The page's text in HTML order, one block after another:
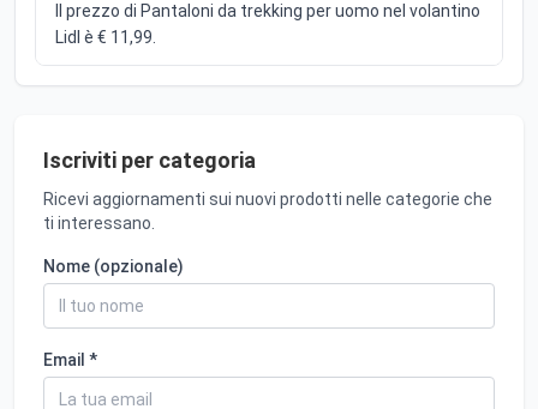
Il prezzo di Pantaloni da trekking per uomo nel volantino
Lidl è € 11,99.
Iscriviti per categoria
Ricevi aggiornamenti sui nuovi prodotti nelle categorie che
ti interessano.
Nome (opzionale)
Email *